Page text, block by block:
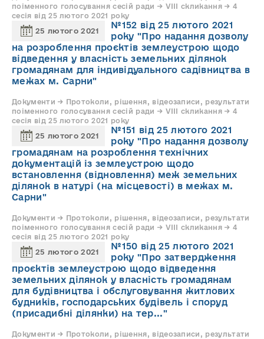
поіменного голосування сесій ради → VIII скликання → 4
сесія від 25 лютого 2021 року
25 лютого 2021
№152 від 25 лютого 2021
року "Про надання дозволу
на розроблення проєктів землеустрою щодо
відведення у власність земельних ділянок
громадянам для індивідуального садівництва в
межах м. Сарни"
Документи → Протоколи, рішення, відеозаписи, результати
поіменного голосування сесій ради → VIII скликання → 4
сесія від 25 лютого 2021 року
25 лютого 2021
№151 від 25 лютого 2021
року "Про надання дозволу
громадянам на розроблення технічних
документацій із землеустрою щодо
встановлення (відновлення) меж земельних
ділянок в натурі (на місцевості) в межах м.
Сарни"
Документи → Протоколи, рішення, відеозаписи, результати
поіменного голосування сесій ради → VIII скликання → 4
сесія від 25 лютого 2021 року
25 лютого 2021
№150 від 25 лютого 2021
року "Про затвердження
проєктів землеустрою щодо відведення
земельних ділянок у власність громадянам
для будівництва і обслуговування житлових
будників, господарських будівель і споруд
(присадибні ділянки) на тер..."
Документи → Протоколи, рішення, відеозаписи, результати